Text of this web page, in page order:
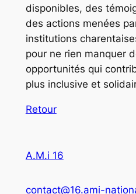
disponibles, des
des actions menées
institutions
pour ne rien manquer
opportunités qui
plus inclusive et
Retour
A.M.i 16
contact@16.ami-